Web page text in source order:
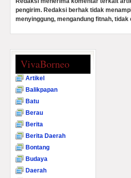
pengirim. Redaksi berhak tidak
menyinggung, mengandung fitnah, tidak
VivaBorneo
Artikel
Balikpapan
Batu
Berau
Berita
Berita Daerah
Bontang
Budaya
Daerah